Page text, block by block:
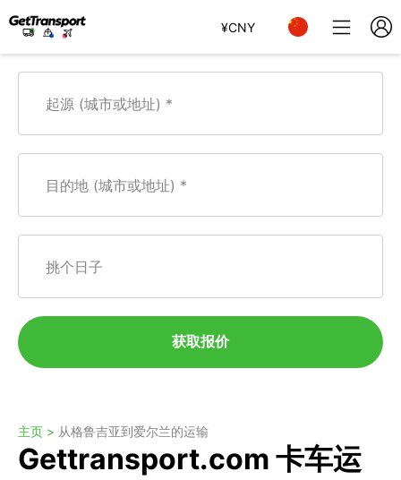
¥CNY
起源 (城市或地址)
目的地 (城市或地址)
挑个日子
获取报价
主页 > 从格鲁吉亚到爱尔兰的运输
Gettransport.com 卡车运